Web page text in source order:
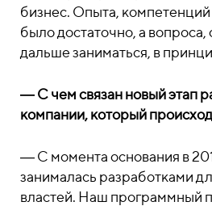
бизнес. Опыта, компетенций
было достаточно, а вопроса,
дальше заниматься, в
― С чем связан новый этап
компании, который
― С момента основания в
занималась разработками
властей. Наш программный